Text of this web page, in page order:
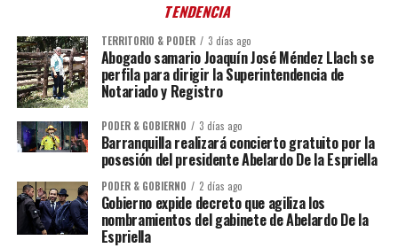
TENDENCIA
TERRITORIO & PODER 3 días ago
Abogado samario Joaquín José Méndez Llach se
perfila para dirigir la Superintendencia de
Notariado y Registro
PODER & GOBIERNO 3 días ago
Barranquilla realizará concierto gratuito por la
posesión del presidente Abelardo De la Espriella
PODER & GOBIERNO 2 días ago
Gobierno expide decreto que agiliza los
nombramientos del gabinete de Abelardo De la
Espriella